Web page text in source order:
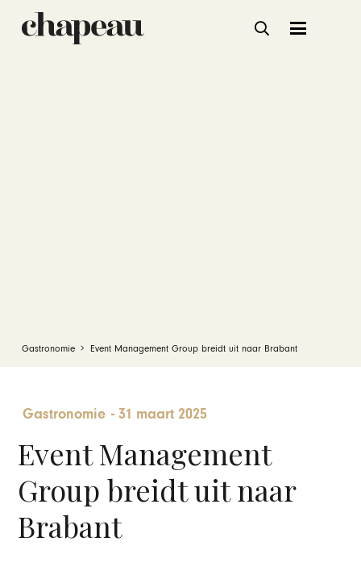
Gastronomie Event Management Group breidt uit naar Brabant
Gastronomie -31 maart 2025
Event Management
Group breidt uit naar
Brabant